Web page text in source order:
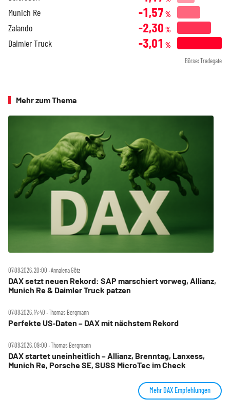
Munich Re -1,57 %
Zalando -2,30 %
Daimler Truck -3,01 %
Börse: Tradegate
Mehr zum Thema
07.08.2026, 20:00 ‧ Annalena Götz
DAX setzt neuen Rekord: SAP marschiert vorweg, Allianz,
Munich Re & Daimler Truck patzen
07.08.2026, 14:40 ‧ Thomas Bergmann
Perfekte US‑Daten – DAX mit nächstem Rekord
07.08.2026, 09:00 ‧ Thomas Bergmann
DAX startet uneinheitlich – Allianz, Brenntag, Lanxess,
Munich Re, Porsche SE, SUSS MicroTec im Check
Mehr DAX Empfehlungen